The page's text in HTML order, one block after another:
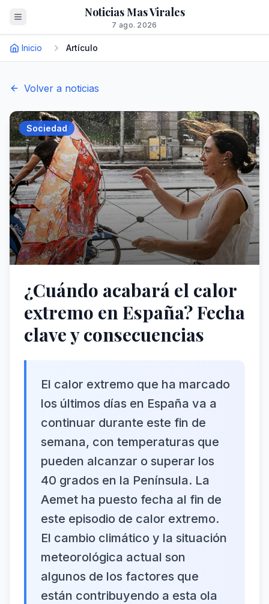
Noticias Mas Virales
7 ago. 2026
Inicio Artículo
Volver a noticias
Sociedad
¿Cuándo acabará el calor
extremo en España? Fecha
clave y consecuencias
El calor extremo que ha marcado
los últimos días en España va a
continuar durante este fin de
semana, con temperaturas que
pueden alcanzar o superar los
40 grados en la Península. La
Aemet ha puesto fecha al fin de
este episodio de calor extremo.
El cambio climático y la situación
meteorológica actual son
algunos de los factores que
están contribuyendo a esta ola